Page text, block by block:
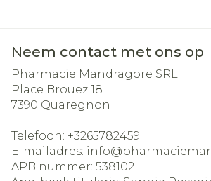
Neem contact met ons op
Pharmacie Mandragore SRL
Place Brouez 18
7390 Quaregnon
Telefoon: +3265782459
E-mailadres: info@
APB nummer: 538102